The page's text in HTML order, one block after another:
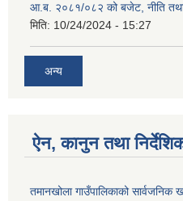
आ.ब. २०८१/०८२ को बजेट, नीति तथा
मिति: 10/24/2024 - 15:27
अन्य
ऐन, कानुन तथा
तमानखोला गाउँपालिकाको सार्वजनिक